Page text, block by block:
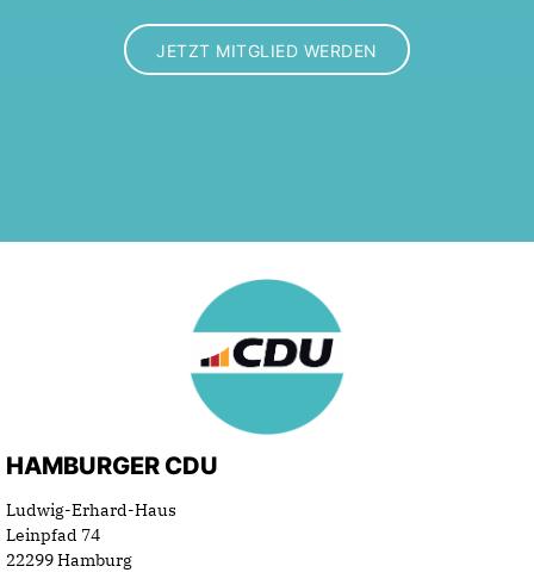
JETZT MITGLIED WERDEN
HAMBURGER CDU
Ludwig-Erhard-Haus
Leinpfad 74
22299 Hamburg